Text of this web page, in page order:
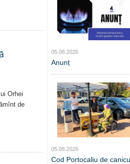
Orhei
de
05.08.2026
Anunț
05.08.2026
Cod Portocaliu de